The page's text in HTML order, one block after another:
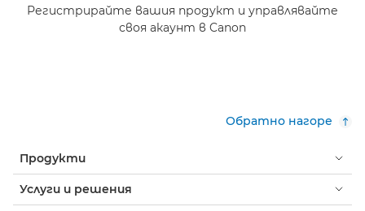
Регистрирайте вашия продукт и управлявайте
своя акаунт в Canon
Обратно нагоре
Продукти
Услуги и решения